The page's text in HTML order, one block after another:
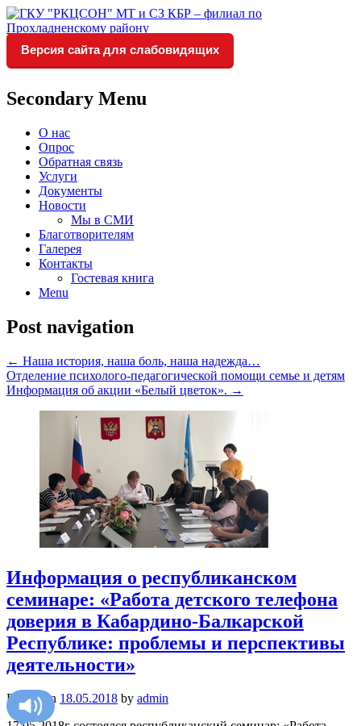
ГКУ "РКЦСОН" МТ и СЗ
КБР – филиал по
Прохладненскому району
Социальное обслуживание в
Версия сайта для слабовидящих
Secondary Menu
О нас
Опрос
Обратная связь
Услуги
Документы
Новости
Мы в СМИ
Благотворителям
Галерея
Контакты
Гостевая книга
Menu
Post navigation
← Наша история, наша боль, наша надежда…
Отделение психолого-педагогической помощи семье и детям
Информация об акции «Белый цветок». →
Информация о республиканском
семинаре: «Работа детского телефона
доверия в Кабардино-Балкарской
Республике: проблемы и перспективы
деятельности»
Posted on 18.05.2018 by admin